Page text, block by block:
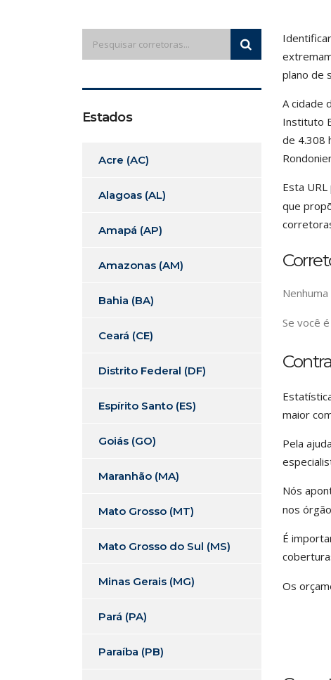
plano de
A cidade
Instituto
de 4.308
Esta
que
Se você
maior
Pela
Nós
nos
É
Os
Estados
Acre (AC)
Alagoas (AL)
Amapá (AP)
Amazonas (AM)
Bahia (BA)
Ceará (CE)
Distrito Federal (DF)
Espírito Santo (ES)
Goiás (GO)
Maranhão (MA)
Mato Grosso (MT)
Mato Grosso do Sul (MS)
Minas Gerais (MG)
Pará (PA)
Paraíba (PB)